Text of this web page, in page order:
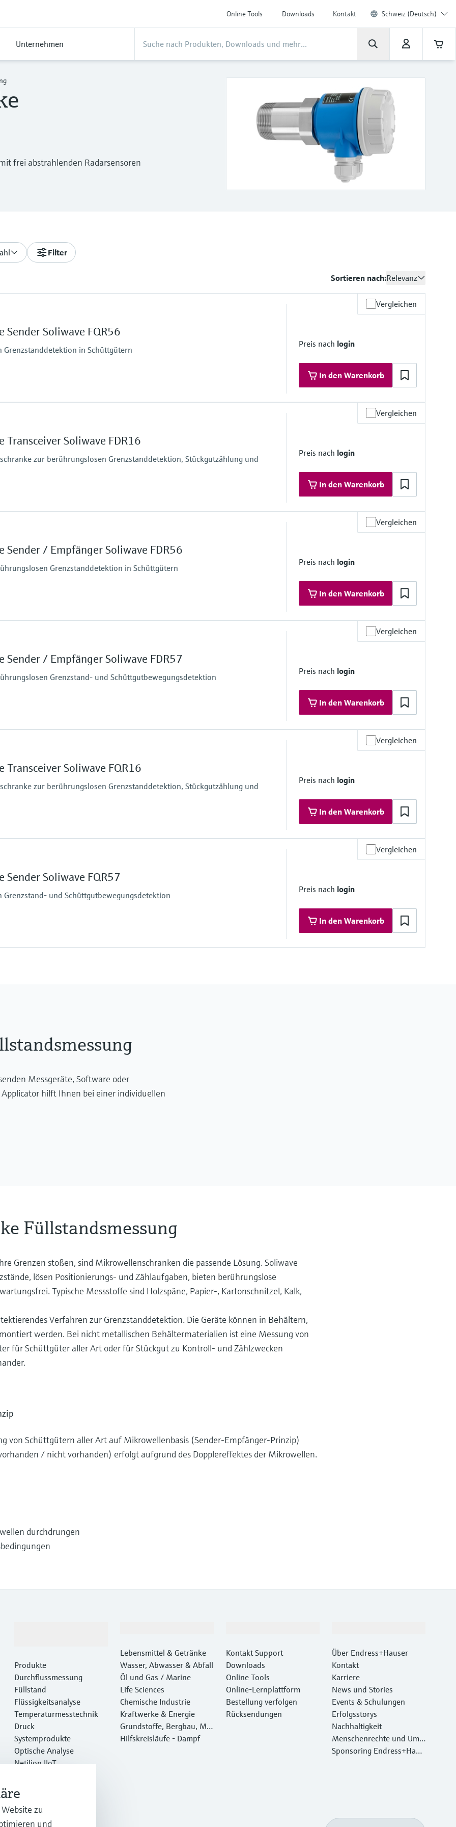
Online Tools Downloads Kontakt Schweiz (Deutsch)
Unternehmen
frei abstrahlenden Radarsensoren
Filter
Sortieren nach:Relevanz
Vergleichen
Soliwave FQR56
Grenzstanddetektion in Schüttgütern
Preis nach login
In den Warenkorb
Vergleichen
Soliwave FDR16
zur berührungslosen Grenzstanddetektion, Stückgutzählung und
Preis nach login
In den Warenkorb
Vergleichen
Sender / Empfänger Soliwave FDR56
Grenzstanddetektion in Schüttgütern
Preis nach login
In den Warenkorb
Vergleichen
Sender / Empfänger Soliwave FDR57
Grenzstand- und Schüttgutbewegungsdetektion
Preis nach login
In den Warenkorb
Vergleichen
Soliwave FQR16
zur berührungslosen Grenzstanddetektion, Stückgutzählung und
Preis nach login
In den Warenkorb
Vergleichen
Soliwave FQR57
Grenzstand- und Schüttgutbewegungsdetektion
Preis nach login
In den Warenkorb
Messgeräte, Software oder
hilft Ihnen bei einer individuellen
Füllstandsmessung
Grenzen stoßen, sind Mikrowellenschranken die passende Lösung. Soliwave
lösen Positionierungs- und Zählaufgaben, bieten berührungslose
Typische Messstoffe sind Holzspäne, Papier-, Kartonschnitzel, Kalk,
Verfahren zur Grenzstanddetektion. Die Geräte können in Behältern,
werden. Bei nicht metallischen Behältermaterialien ist eine Messung von
für Schüttgüter aller Art oder für Stückgut zu Kontroll- und Zählzwecken
von Schüttgütern aller Art auf Mikrowellenbasis (Sender-Empfänger-Prinzip)
/ nicht vorhanden) erfolgt aufgrund des Dopplereffektes der Mikrowellen.
durchdrungen
Produkte
Durchflussmessung
Füllstand
Flüssigkeitsanalyse
Temperaturmesstechnik
Druck
Systemprodukte
Optische Analyse
Netilion IIoT
Online Tools
Dienstleistungen
Lebensmittel & Getränke
Wasser, Abwasser & Abfall
Öl und Gas / Marine
Life Sciences
Chemische Industrie
Kraftwerke & Energie
Grundstoffe, Bergbau, Met
alle
Hilfskreisläufe - Dampf
Kontakt Support
Downloads
Online Tools
Online-Lernplattform
Bestellung verfolgen
Rücksendungen
Über Endress+Hauser
Kontakt
Karriere
News und Stories
Events & Schulungen
Erfolgsstorys
Nachhaltigkeit
Menschenrechte und Umw
eltschutz
Sponsoring Endress+Haus
zu
und